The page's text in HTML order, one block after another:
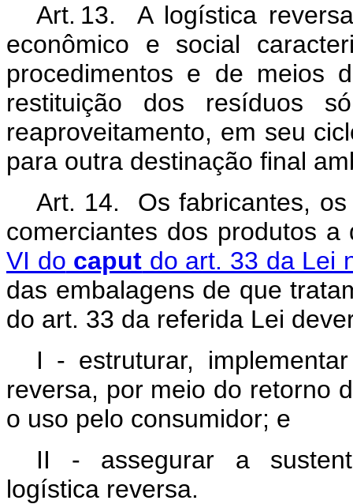
Art. 13. A logística
econômico e social
procedimentos e de meios
restituição dos resíduos
reaproveitamento, em seu
para outra destinação final
Art. 14. Os fabricantes,
comerciantes dos produtos
VI do caput do art. 33 da Lei
das embalagens de que
do art. 33 da referida Lei
I - estruturar,
reversa, por meio do retorno
o uso pelo consumidor; e
II - assegurar a
logística reversa.